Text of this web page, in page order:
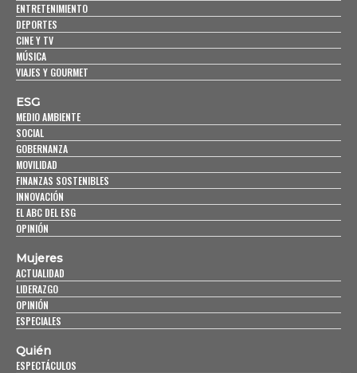
ENTRETENIMIENTO
DEPORTES
CINE Y TV
MÚSICA
VIAJES Y GOURMET
ESG
MEDIO AMBIENTE
SOCIAL
GOBERNANZA
MOVILIDAD
FINANZAS SOSTENIBLES
INNOVACIÓN
EL ABC DEL ESG
OPINIÓN
Mujeres
ACTUALIDAD
LIDERAZGO
OPINIÓN
ESPECIALES
Quién
ESPECTÁCULOS